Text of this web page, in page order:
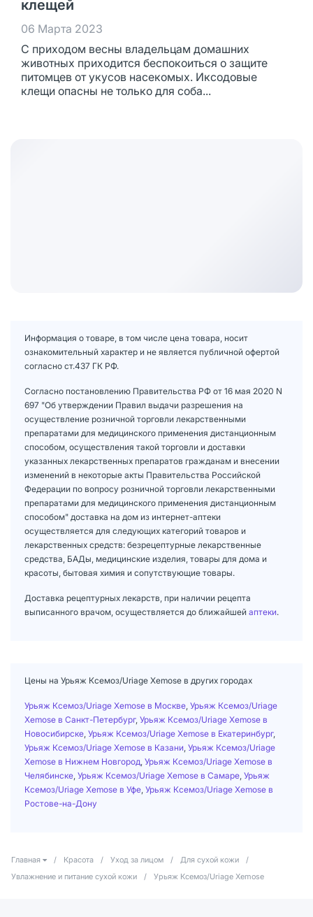
клещей
06 Марта 2023
С приходом весны владельцам домашних
животных приходится беспокоиться о защите
питомцев от укусов насекомых. Иксодовые
клещи опасны не только для соба...
Информация о товаре, в том числе цена товара, носит
ознакомительный характер и не является публичной офертой
согласно ст.437 ГК РФ.
Согласно постановлению Правительства РФ от 16 мая 2020 N
697 "Об утверждении Правил выдачи разрешения на
осуществление розничной торговли лекарственными
препаратами для медицинского применения дистанционным
способом, осуществления такой торговли и доставки
указанных лекарственных препаратов гражданам и внесении
изменений в некоторые акты Правительства Российской
Федерации по вопросу розничной торговли лекарственными
препаратами для медицинского применения дистанционным
способом" доставка на дом из интернет-аптеки
осуществляется для следующих категорий товаров и
лекарственных средств: безрецептурные лекарственные
средства, БАДы, медицинские изделия, товары для дома и
красоты, бытовая химия и сопутствующие товары.
Доставка рецептурных лекарств, при наличии рецепта
выписанного врачом, осуществляется до ближайшей аптеки.
Цены на Урьяж Ксемоз/Uriage Xemose в других городах
Урьяж Ксемоз/Uriage Xemose в Москве Урьяж Ксемоз/Uriage
Xemose в Санкт-Петербург, Урьяж Ксемоз/Uriage Xemose в
Новосибирске Урьяж Ксемоз/Uriage Xemose в Екатеринбург,
Урьяж Ксемоз/Uriage Xemose в Казани Урьяж Ксемоз/Uriage
Xemose в Нижнем Новгород Урьяж Ксемоз/Uriage Xemose в
Челябинске Урьяж Ксемоз/Uriage Xemose в Самаре Урьяж
Ксемоз/Uriage Xemose в Уфе Урьяж Ксемоз/Uriage Xemose в
Ростове-на-Дону
Главная / Красота / Уход за лицом / Для сухой кожи
/
Увлажнение и питание сухой кожи
/ Урьяж Ксемоз/Uriage Xemose